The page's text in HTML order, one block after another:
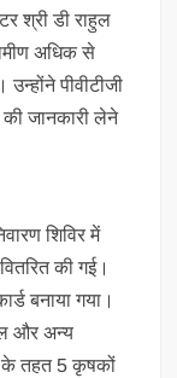
श्री डी राहुल
अधिक से
पीवीटीजी
की जानकारी लेने
शिविर में
वितरित की गई।
बनाया गया।
और अन्य
के तहत 5 कृषकों